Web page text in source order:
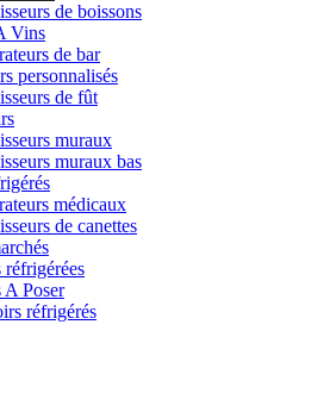
de boissons
Vins
de bar
personnalisés
de fût
muraux
muraux bas
médicaux
de canettes
Poser
réfrigérés